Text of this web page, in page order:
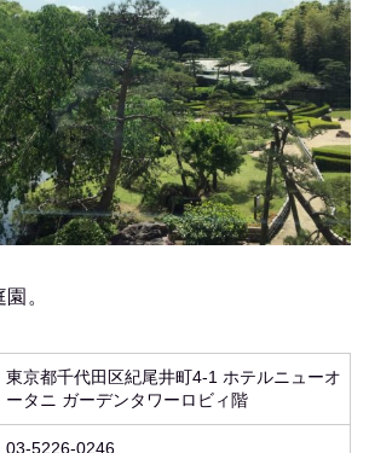
。
東京都千代田区紀尾井町4-1 ホテルニューオ
ータニ ガーデンタワーロビィ階
03-5226-0246